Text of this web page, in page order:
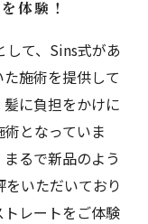
体験！
て、Sins式があ
施術を提供して
に負担をかけに
となっていま
るで新品のよう
いただいており
レートをご体験